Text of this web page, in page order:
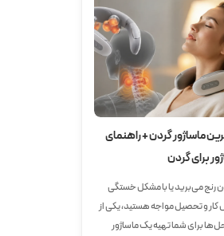
ماساژور گردن + راهنمای
برای گردن
رنج می‌برید یا با مشکل خستگی
کار و تحصیل مواجه هستید، یکی از
برای شما تهیه یک ماساژور